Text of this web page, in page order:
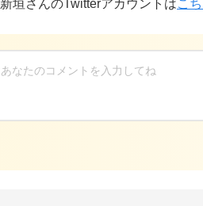
新垣さんのTwitterアカウントはこ